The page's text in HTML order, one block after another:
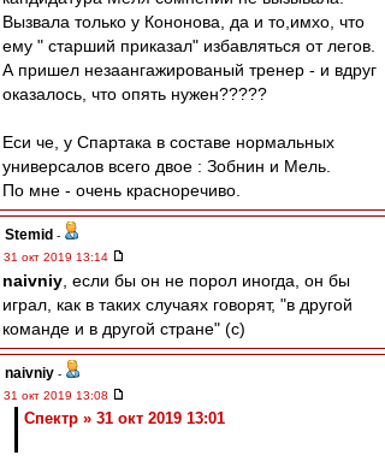
Вызвала только у Кононова, да и то,имхо, что
ему " старший приказал" избавляться от легов.
А пришел незаангажированый тренер - и вдруг
оказалось, что опять нужен?????
Еси че, у Спартака в составе нормальных
универсалов всего двое : Зобнин и Мель.
По мне - очень красноречиво.
Stemid -
31 окт 2019 13:14
naivniy , если бы он не порол иногда, он бы
играл, как в таких случаях говорят, "в другой
команде и в другой стране" (с)
naivniy -
31 окт 2019 13:08
Спектр » 31 окт 2019 13:01